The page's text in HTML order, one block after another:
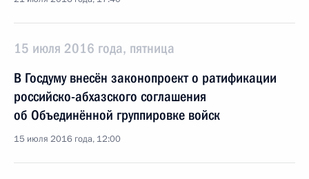
15 июля 2016 года, пятница
В Госдуму внесён законопроект о ратификации
российско-абхазского соглашения
об Объединённой группировке войск
15 июля 2016 года, 12:00